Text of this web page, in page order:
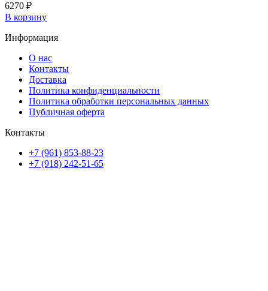
6270 ₽
В корзину
Информация
О нас
Контакты
Доставка
Политика конфиденциальности
Политика обработки персональных данных
Публичная оферта
Контакты
+7 (961) 853-88-23
+7 (918) 242-51-65